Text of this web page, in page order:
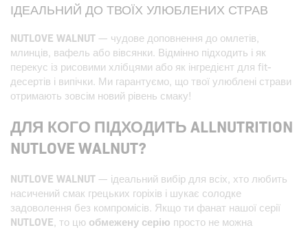
ІДЕАЛЬНИЙ ДО ТВОЇХ УЛЮБЛЕНИХ СТРАВ
NUTLOVE WALNUT— чудове доповнення до омлетів,
млинців, вафель або вівсянки. Відмінно підходить і як
перекус із рисовими хлібцями або як інгредієнт для fit-
десертів і випічки. Ми гарантуємо, що твої улюблені страви
отримають зовсім новий рівень смаку!
ДЛЯ КОГО ПІДХОДИТЬ ALLNUTRITION
NUTLOVE WALNUT?
NUTLOVE WALNUT— ідеальний вибір для всіх, хто любить
насичений смак грецьких горіхів і шукає солодке
задоволення без компромісів. Якщо ти фанат нашої серії
NUTLOVE , то цю обмежену серію просто не можна